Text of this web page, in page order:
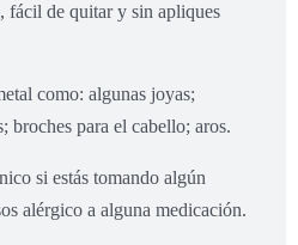
fácil de quitar y sin apliques
como: algunas joyas;
broches para el cabello; aros.
si estás tomando algún
alérgico a alguna medicación.